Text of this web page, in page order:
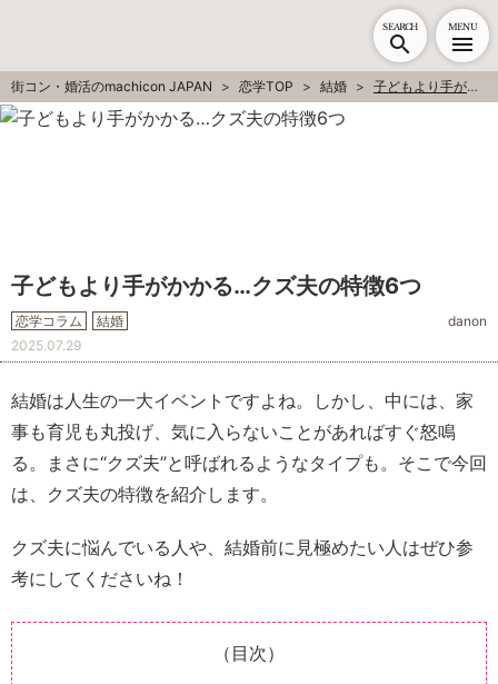
SEARCH MENU
街コン・婚活のmachicon JAPAN 恋学TOP 結婚 子どもより手がかかる…クズ夫の特徴6つ
子どもより手がかかる…クズ夫の特徴6つ
恋学コラム 結婚
danon
2025.07.29
結婚は人生の一大イベントですよね。しかし、中には、家
事も育児も丸投げ、気に入らないことがあればすぐ怒鳴
る。まさに“クズ夫”と呼ばれるようなタイプも。そこで今回
は、クズ夫の特徴を紹介します。
クズ夫に悩んでいる人や、結婚前に見極めたい人はぜひ参
考にしてくださいね！
（目次）